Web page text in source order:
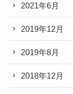
2021年6月
2019年12月
2019年8月
2018年12月